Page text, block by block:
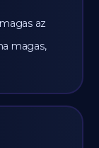
az
magas,